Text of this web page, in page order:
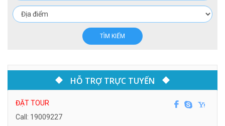
TÌM KIẾM
HỖ TRỢ TRỰC TUYẾN
ĐẶT TOUR
Call: 19009227